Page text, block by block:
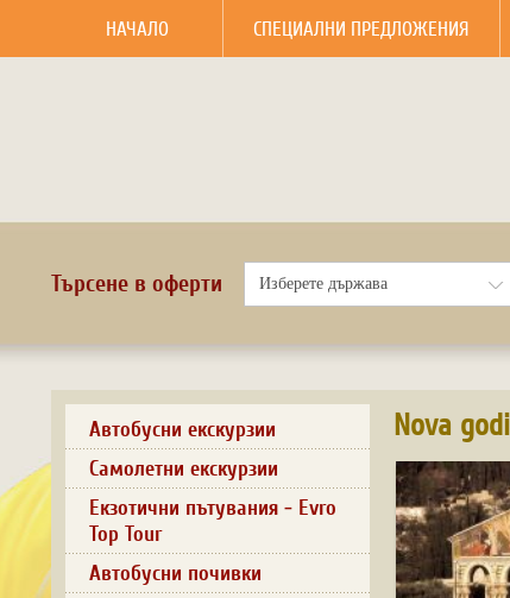
НАЧАЛО СПЕЦИАЛНИ ПРЕДЛОЖЕНИЯ
Търсене в оферти
Автобусни екскурзии
Самолетни екскурзии
Екзотични пътувания - Evro
Top Tour
Автобусни почивки
Nova